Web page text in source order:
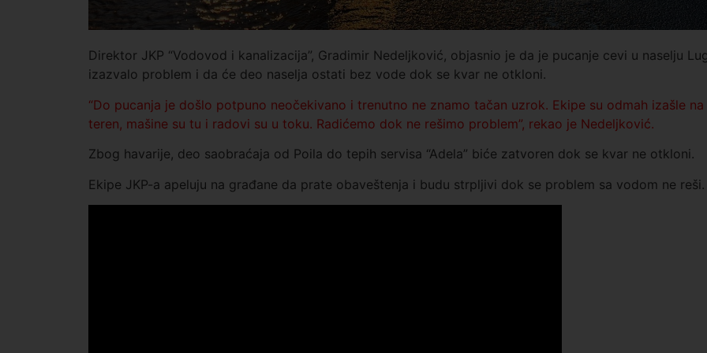
Direktor JKP “Vodovod i kanalizacija”, Gradimir Nedeljković, objasnio je da je pucanje cevi u naselju
izazvalo problem i da će deo naselja ostati bez vode dok se kvar ne otkloni.
“Do pucanja je došlo potpuno neočekivano i trenutno ne znamo tačan uzrok. Ekipe su odmah izašle na
teren, mašine su tu i radovi su u toku. Radićemo dok ne rešimo problem”, rekao je Nedeljković.
Zbog havarije, deo saobraćaja od Poila do tepih servisa “Adela” biće zatvoren dok se kvar ne otkloni.
Ekipe JKP-a apeluju na građane da prate obaveštenja i budu strpljivi dok se problem sa vodom ne reši.